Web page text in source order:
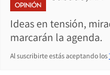
Ideas en tensión,
marcarán la agenda.
Al suscribirte estás aceptando los